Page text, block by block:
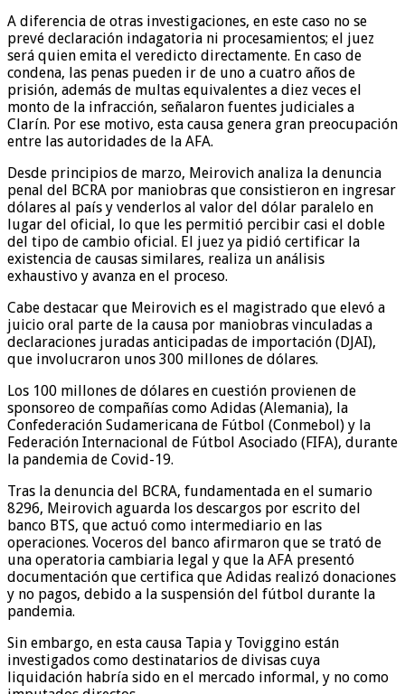
A diferencia de otras investigaciones, en este caso no se
prevé declaración indagatoria ni procesamientos; el juez
será quien emita el veredicto directamente. En caso de
condena, las penas pueden ir de uno a cuatro años de
prisión, además de multas equivalentes a diez veces el
monto de la infracción, señalaron fuentes judiciales a
Clarín. Por ese motivo, esta causa genera gran preocupación
entre las autoridades de la AFA.
Desde principios de marzo, Meirovich analiza la denuncia
penal del BCRA por maniobras que consistieron en ingresar
dólares al país y venderlos al valor del dólar paralelo en
lugar del oficial, lo que les permitió percibir casi el doble
del tipo de cambio oficial. El juez ya pidió certificar la
existencia de causas similares, realiza un análisis
exhaustivo y avanza en el proceso.
Cabe destacar que Meirovich es el magistrado que elevó a
juicio oral parte de la causa por maniobras vinculadas a
declaraciones juradas anticipadas de importación (DJAI),
que involucraron unos 300 millones de dólares.
Los 100 millones de dólares en cuestión provienen de
sponsoreo de compañías como Adidas (Alemania), la
Confederación Sudamericana de Fútbol (Conmebol) y la
Federación Internacional de Fútbol Asociado (FIFA), durante
la pandemia de Covid-19.
Tras la denuncia del BCRA, fundamentada en el sumario
8296, Meirovich aguarda los descargos por escrito del
banco BTS, que actuó como intermediario en las
operaciones. Voceros del banco afirmaron que se trató de
una operatoria cambiaria legal y que la AFA presentó
documentación que certifica que Adidas realizó donaciones
y no pagos, debido a la suspensión del fútbol durante la
pandemia.
Sin embargo, en esta causa Tapia y Toviggino están
investigados como destinatarios de divisas cuya
liquidación habría sido en el mercado informal, y no como